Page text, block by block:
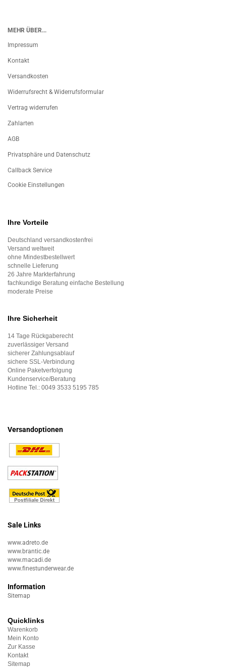
MEHR ÜBER...
Impressum
Kontakt
Versandkosten
Widerrufsrecht & Widerrufsformular
Vertrag widerrufen
Zahlarten
AGB
Privatsphäre und Datenschutz
Callback Service
Cookie Einstellungen
Ihre Vorteile
Deutschland versandkostenfrei
Versand weltweit
ohne Mindestbestellwert
schnelle Lieferung
26 Jahre Markterfahrung
fachkundige Beratung einfache Bestellung
moderate Preise
Ihre Sicherheit
14 Tage Rückgaberecht
zuverlässiger Versand
sicherer Zahlungsablauf
sichere SSL-Verbindung
Online Paketverfolgung
Kundenservice/Beratung
Hotline Tel.: 0049 3533 5195 785
Versandoptionen
Sale Links
www.adreto.de
www.brantic.de
www.macadi.de
www.finestunderwear.de
Information
Sitemap
Quicklinks
Warenkorb
Mein Konto
Zur Kasse
Kontakt
Sitemap